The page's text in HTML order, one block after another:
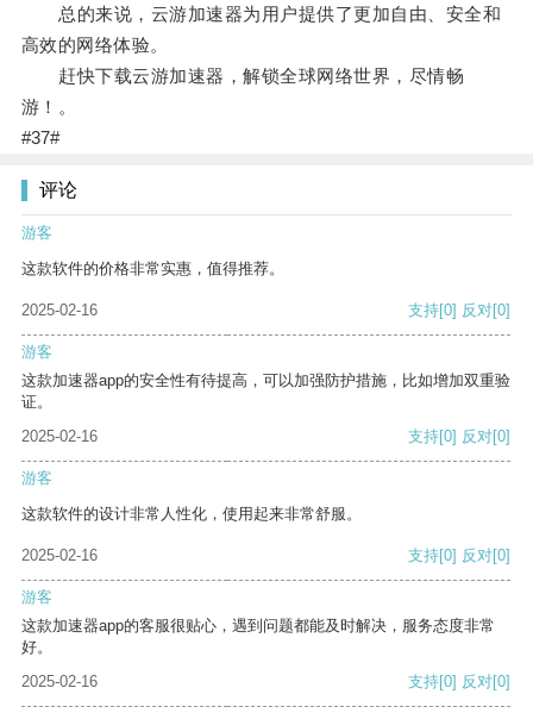
总的来说，云游加速器为用户提供了更加自由、安全和
高效的网络体验。
赶快下载云游加速器，解锁全球网络世界，尽情畅
游！。
#37#
评论
游客
这款软件的价格非常实惠，值得推荐。
2025-02-16 支持[0] 反对[0]
游客
这款加速器app的安全性有待提高，可以加强防护措施，比如增加双重验
证。
2025-02-16
支持[0] 反对[0]
游客
这款软件的设计非常人性化，使用起来非常舒服。
2025-02-16 支持[0] 反对[0]
游客
这款加速器app的客服很贴心，遇到问题都能及时解决，服务态度非常
好。
2025-02-16
支持[0] 反对[0]